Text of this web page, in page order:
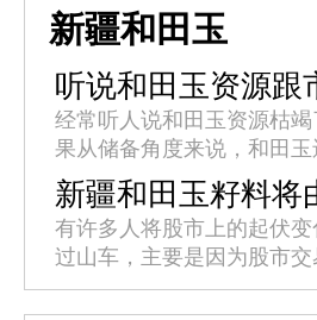
计算，非常珍贵!如何鉴别和
玉...
新疆和田玉
听说和田玉资源跟
枯竭了?
经常听人说和田玉资源枯竭
果从储备角度来说，和田玉
的。那么问题在哪里呢?主
田玉的挖掘成本越来越高，
因为政府的限制，而且允许
矿...
新疆和田玉籽料将
市场转变为卖方市
有许多人将股市上的起伏
过山车，主要是因为股市交
伏变化迅速而剧烈，高低
十分明显。而这种“过山车”